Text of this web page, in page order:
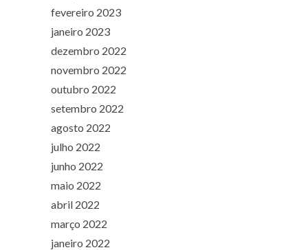
fevereiro 2023
janeiro 2023
dezembro 2022
novembro 2022
outubro 2022
setembro 2022
agosto 2022
julho 2022
junho 2022
maio 2022
abril 2022
março 2022
janeiro 2022